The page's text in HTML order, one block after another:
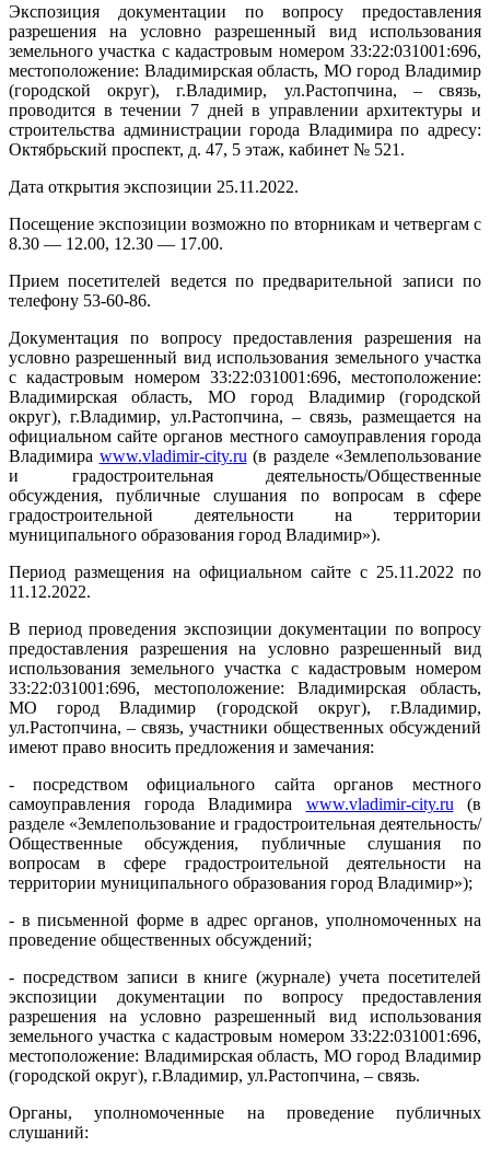
Экспозиция документации по вопросу предоставления
разрешения на условно разрешенный вид использования
земельного участка с кадастровым номером 33:22:031001:696,
местоположение: Владимирская область, МО город Владимир
(городской округ), г.Владимир, ул.Растопчина, – связь,
проводится в течении 7 дней в управлении архитектуры и
строительства администрации города Владимира по адресу:
Октябрьский проспект, д. 47, 5 этаж, кабинет № 521.
Дата открытия экспозиции 25.11.2022.
Посещение экспозиции возможно по вторникам и четвергам с
8.30 — 12.00, 12.30 — 17.00.
Прием посетителей ведется по предварительной записи по
телефону 53-60-86.
Документация по вопросу предоставления разрешения на
условно разрешенный вид использования земельного участка
с кадастровым номером 33:22:031001:696, местоположение:
Владимирская область, МО город Владимир (городской
округ), г.Владимир, ул.Растопчина, – связь, размещается на
официальном сайте органов местного самоуправления города
Владимира www.vladimir-city.ru (в разделе «Землепользование
и градостроительная деятельность/Общественные
обсуждения, публичные слушания по вопросам в сфере
градостроительной деятельности на территории
муниципального образования город Владимир»).
Период размещения на официальном сайте с 25.11.2022 по
11.12.2022.
В период проведения экспозиции документации по вопросу
предоставления разрешения на условно разрешенный вид
использования земельного участка с кадастровым номером
33:22:031001:696, местоположение: Владимирская область,
МО город Владимир (городской округ), г.Владимир,
ул.Растопчина, – связь, участники общественных обсуждений
имеют право вносить предложения и замечания:
- посредством официального сайта органов местного
самоуправления города Владимира www.vladimir-city.ru (в
разделе «Землепользование и градостроительная деятельность/
Общественные обсуждения, публичные слушания по
вопросам в сфере градостроительной деятельности на
территории муниципального образования город Владимир»);
- в письменной форме в адрес органов, уполномоченных на
проведение общественных обсуждений;
- посредством записи в книге (журнале) учета посетителей
экспозиции документации по вопросу предоставления
разрешения на условно разрешенный вид использования
земельного участка с кадастровым номером 33:22:031001:696,
местоположение: Владимирская область, МО город Владимир
(городской округ), г.Владимир, ул.Растопчина, – связь.
Органы, уполномоченные на проведение публичных
слушаний: